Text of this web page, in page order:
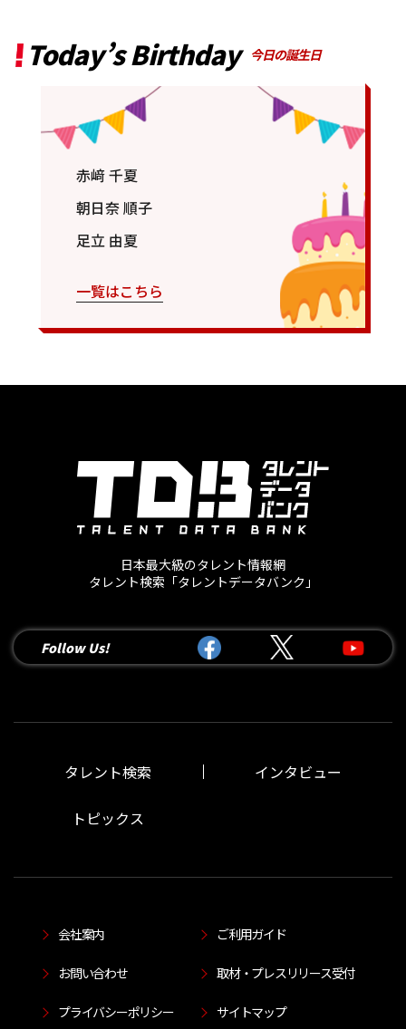
Today’s Birthday 今日の誕生日
赤﨑 千夏
朝日奈 順子
足立 由夏
一覧はこちら
日本最大級のタレント情報網
タレント検索「タレントデータバンク」
Follow Us!
タレント検索 インタビュー
トピックス
会社案内 ご利用ガイド
お問い合わせ 取材・プレスリリース受付
プライバシーポリシー サイトマップ